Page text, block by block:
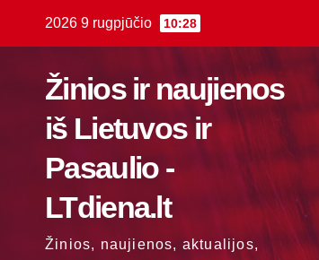
2026 9 rugpjūčio 10:28
Žinios ir naujienos
iš Lietuvos ir
Pasaulio -
LTdiena.lt
Žinios, naujienos, aktualijos,